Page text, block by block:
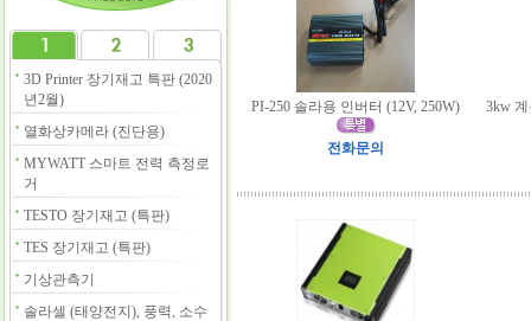
3D Printer 장기재고 특판 (2020
년2월)
열화상카메라 (진단용)
MYWATT 스마트 전력 측정로
거
TESTO 장기재고 (특판)
TES 장기재고 (특판)
기상관측기
솔라셀 (태양전지), 풍력, 소수
PI-250 솔라용 인버터 (12V, 250W)
전화문의
3kw